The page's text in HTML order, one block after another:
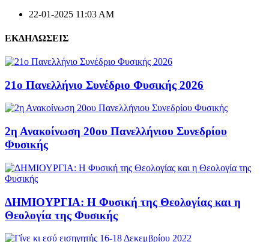
22-01-2025 11:03 AM
ΕΚΔΗΛΩΣΕΙΣ
21ο Πανελλήνιο Συνέδριο Φυσικής 2026
2η Ανακοίνωση 20ου Πανελλήνιου Συνεδρίου
Φυσικής
ΔΗΜΙΟΥΡΓΙΑ: Η Φυσική της Θεολογίας και η
Θεολογία της Φυσικής